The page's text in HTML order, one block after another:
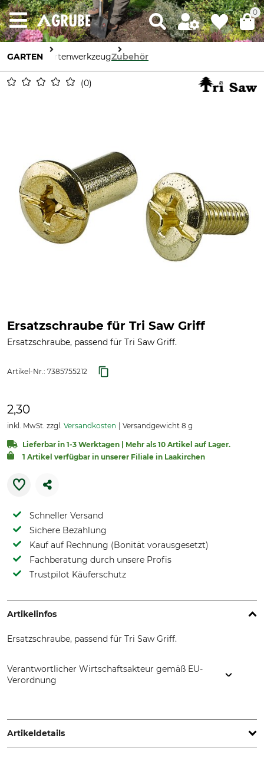
0
GARTEN GartenwerkzeugZubehör
0
Ersatzschraube für Tri Saw Griff
Ersatzschraube, passend für Tri Saw Griff.
Artikel-Nr.: 7385755212
2,30
inkl. MwSt. zzgl. Versandkosten Versandgewicht 8 g
Lieferbar in 1-3 Werktagen | Mehr als 10 Artikel auf Lager.
1 Artikel verfügbar in unserer Filiale in Laakirchen
Schneller Versand
Sichere Bezahlung
Kauf auf Rechnung (Bonität vorausgesetzt)
Fachberatung durch unsere Profis
Trustpilot Käuferschutz
Artikelinfos
Ersatzschraube, passend für Tri Saw Griff.
Verantwortlicher Wirtschaftsakteur gemäß EU-
Verordnung
www.grube.de
Artikeldetails